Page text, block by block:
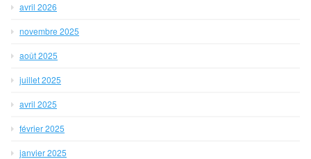
avril 2026
novembre 2025
août 2025
juillet 2025
avril 2025
février 2025
janvier 2025